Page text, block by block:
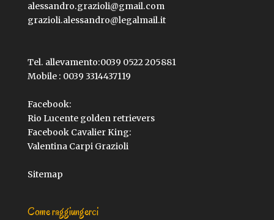
alessandro.grazioli@gmail.com
grazioli.alessandro@legalmail.it
Tel. allevamento:0039 0522 205881
Mobile : 0039 3314437119
Facebook:
Rio Lucente golden retrievers
Facebook Cavalier King:
Valentina Carpi Grazioli
Sitemap
Come raggiungerci